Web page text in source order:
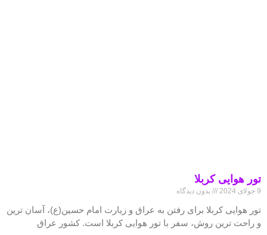
تور هوایی کربلا
9 جولای 2024 بدون دیدگاه
تور هوایی کربلا برای رفتن به عراق و زیارت امام حسین(ع)، آسان ترین
و راحت ترین روش، سفر با تور هوایی کربلا است. کشور عراق